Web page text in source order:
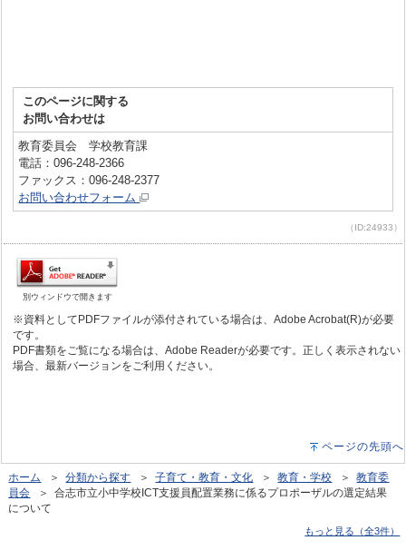
このページに関する
お問い合わせは
教育委員会 学校教育課
電話：096-248-2366
ファックス：096-248-2377
お問い合わせフォーム
（ID:24933）
別ウィンドウで開きます
※資料としてPDFファイルが添付されている場合は、Adobe Acrobat(R)が必要
です。
PDF書類をご覧になる場合は、Adobe Readerが必要です。正しく表示されない
場合、最新バージョンをご利用ください。
ページの先頭へ
ホーム ＞分類から探す ＞子育て・教育・文化 ＞教育・学校 ＞教育委
員会 ＞ 合志市立小中学校ICT支援員配置業務に係るプロポーザルの選定結果
について
もっと見る（全3件）